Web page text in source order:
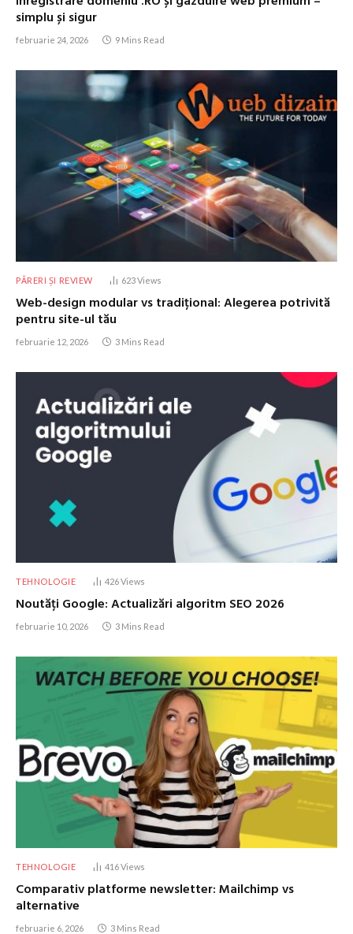
simplu și sigur
februarie 24, 2026 9 Mins Read
PĂRERI ȘI REVIEW 623Views
Web-design modular vs tradițional: Alegerea potrivită
pentru site-ul tău
februarie 12, 2026 3 Mins Read
TEHNOLOGIE 426Views
Noutăți Google: Actualizări algoritm SEO 2026
februarie 10, 2026 3 Mins Read
TEHNOLOGIE 416Views
Comparativ platforme newsletter: Mailchimp vs
alternative
februarie 6, 2026 3 Mins Read